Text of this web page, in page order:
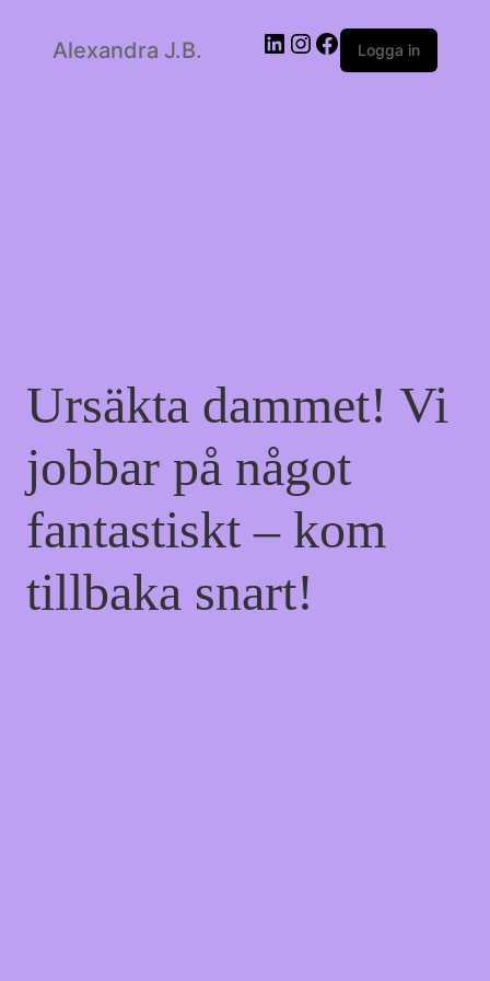
Alexandra J.B. LinkedIn
Instagram
Facebook
Logga in
Ursäkta dammet! Vi
jobbar på något
fantastiskt – kom
tillbaka snart!